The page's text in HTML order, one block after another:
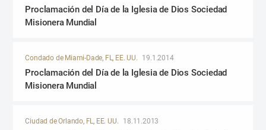
Proclamación del Día de la Iglesia de Dios Sociedad
Misionera Mundial
Condado de Miami-Dade, FL, EE. UU. 19.1.2014
Proclamación del Día de la Iglesia de Dios Sociedad
Misionera Mundial
Ciudad de Orlando, FL, EE. UU. 18.11.2013